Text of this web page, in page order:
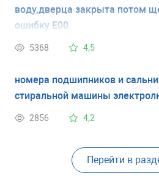
воду,дверца закрыта потом
ошибку E00.
5368 4,5
номера подшипников и
стиральной машины
2856 4,2
Перейти в